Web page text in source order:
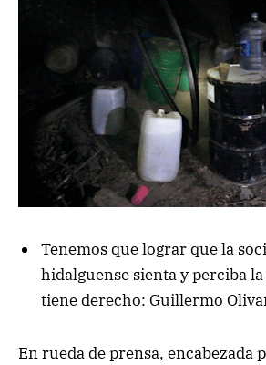
Tenemos que lograr que la
hidalguense sienta y perciba la
tiene derecho: Guillermo
En rueda de prensa, encabezada